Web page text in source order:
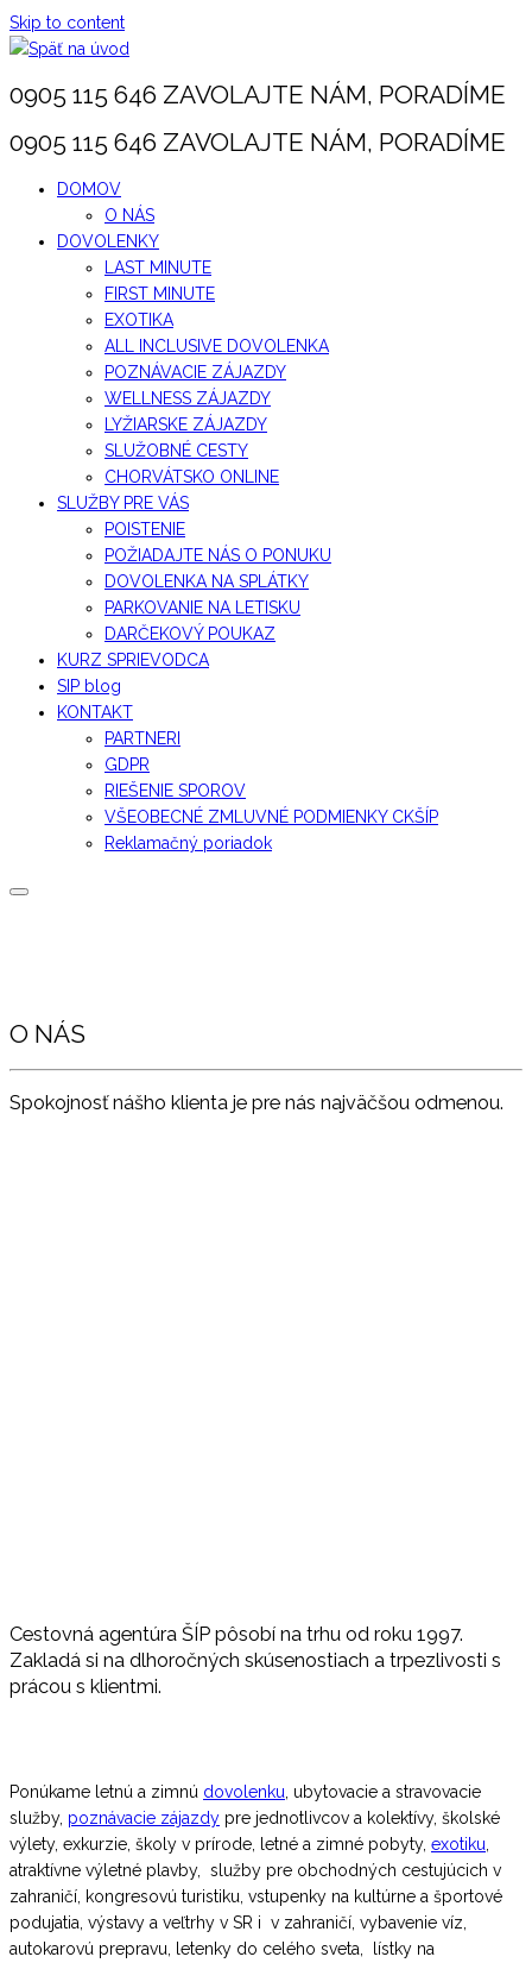
Skip to content
0905 115 646 ZAVOLAJTE NÁM, PORADÍME
0905 115 646 ZAVOLAJTE NÁM, PORADÍME
DOMOV
O NÁS
DOVOLENKY
LAST MINUTE
FIRST MINUTE
EXOTIKA
ALL INCLUSIVE DOVOLENKA
POZNÁVACIE ZÁJAZDY
WELLNESS ZÁJAZDY
LYŽIARSKE ZÁJAZDY
SLUŽOBNÉ CESTY
CHORVÁTSKO ONLINE
SLUŽBY PRE VÁS
POISTENIE
POŽIADAJTE NÁS O PONUKU
DOVOLENKA NA SPLÁTKY
PARKOVANIE NA LETISKU
DARČEKOVÝ POUKAZ
KURZ SPRIEVODCA
SIP blog
KONTAKT
PARTNERI
GDPR
RIEŠENIE SPOROV
VŠEOBECNÉ ZMLUVNÉ PODMIENKY CKŠÍP
Reklamačný poriadok
O NÁS
Spokojnosť nášho klienta je pre nás najväčšou odmenou.
Cestovná agentúra ŠÍP pôsobí na trhu od roku 1997.
Zakladá si na dlhoročných skúsenostiach a trpezlivosti s
prácou s klientmi.
Ponúkame letnú a zimnú dovolenku , ubytovacie a stravovacie
služby, poznávacie zájazdy pre jednotlivcov a kolektívy, školské
výlety, exkurzie, školy v prírode, letné a zimné pobyty, exotiku
atraktívne výletné plavby, služby pre obchodných cestujúcich v
zahraničí, kongresovú turistiku, vstupenky na kultúrne a športové
podujatia, výstavy a veľtrhy v SR i v zahraničí, vybavenie víz,
autokarovú prepravu, letenky do celého sveta, lístky na